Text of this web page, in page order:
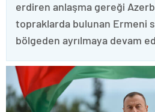
erdiren anlaşma gereği
topraklarda bulunan Ermeni
bölgeden ayrılmaya devam